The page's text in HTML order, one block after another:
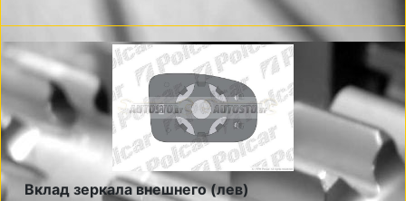
Вклад зеркала внешнего (лев)